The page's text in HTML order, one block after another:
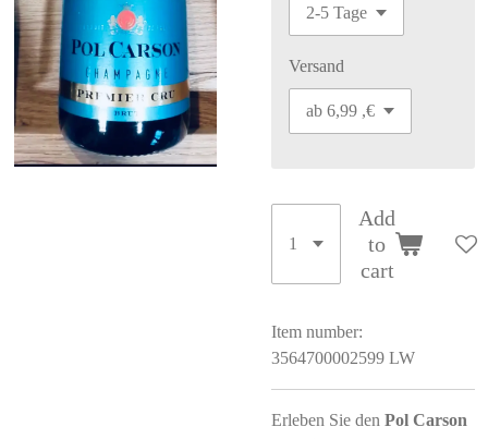
Versand
Add
to
cart
Item number:
3564700002599 LW
Erleben Sie den Pol Carson